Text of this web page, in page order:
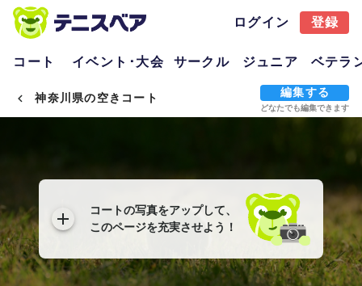
ログイン 登録
コート イベント･大会 サークル ジュニア ベテラ
神奈川県の空きコート 編集する
どなたでも編集できます
コートの写真をアップして、
このページを充実させよう！